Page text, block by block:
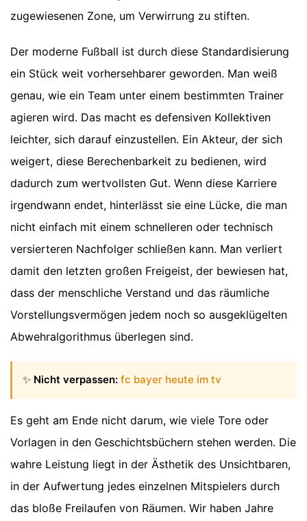
zugewiesenen Zone, um Verwirrung zu stiften.
Der moderne Fußball ist durch diese Standardisierung
ein Stück weit vorhersehbarer geworden. Man weiß
genau, wie ein Team unter einem bestimmten Trainer
agieren wird. Das macht es defensiven Kollektiven
leichter, sich darauf einzustellen. Ein Akteur, der sich
weigert, diese Berechenbarkeit zu bedienen, wird
dadurch zum wertvollsten Gut. Wenn diese Karriere
irgendwann endet, hinterlässt sie eine Lücke, die man
nicht einfach mit einem schnelleren oder technisch
versierteren Nachfolger schließen kann. Man verliert
damit den letzten großen Freigeist, der bewiesen hat,
dass der menschliche Verstand und das räumliche
Vorstellungsvermögen jedem noch so ausgeklügelten
Abwehralgorithmus überlegen sind.
✨ Nicht verpassen: fc bayer heute im tv
Es geht am Ende nicht darum, wie viele Tore oder
Vorlagen in den Geschichtsbüchern stehen werden. Die
wahre Leistung liegt in der Ästhetik des Unsichtbaren,
in der Aufwertung jedes einzelnen Mitspielers durch
das bloße Freilaufen von Räumen. Wir haben Jahre